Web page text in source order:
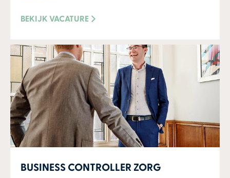
BEKIJK VACATURE
BUSINESS CONTROLLER ZORG